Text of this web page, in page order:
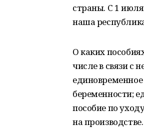
страны. С 1
наша
О каких
числе в связи с
беременности;
пособие по
на производстве.